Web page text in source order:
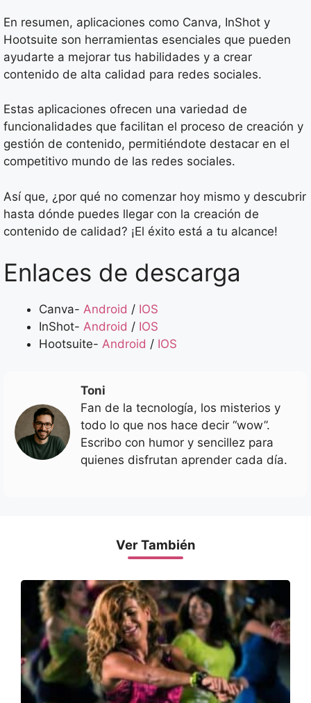
En resumen, aplicaciones como Canva, InShot y
Hootsuite son herramientas esenciales que pueden
ayudarte a mejorar tus habilidades y a crear
contenido de alta calidad para redes sociales.
Estas aplicaciones ofrecen una variedad de
funcionalidades que facilitan el proceso de creación y
gestión de contenido, permitiéndote destacar en el
competitivo mundo de las redes sociales.
Así que, ¿por qué no comenzar hoy mismo y descubrir
hasta dónde puedes llegar con la creación de
contenido de calidad? ¡El éxito está a tu alcance!
Enlaces de descarga
Canva- Android / IOS
InShot- Android / IOS
Hootsuite- Android / IOS
Toni
Fan de la tecnología, los misterios y
todo lo que nos hace decir “wow”.
Escribo con humor y sencillez para
quienes disfrutan aprender cada día.
Ver También